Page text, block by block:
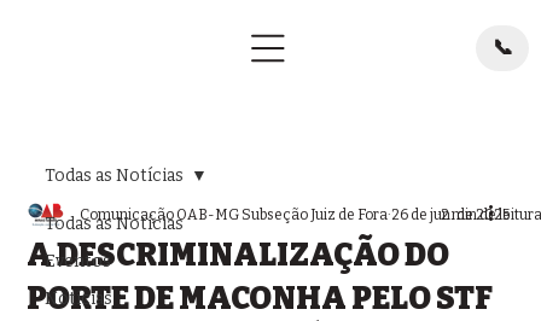
📞
Todas as Notícias
Eventos
Notícias
Todas as Notícias
A DESCRIMINALIZAÇÃO DO
PORTE DE MACONHA PELO STF
Comunicação OAB-MG Subseção Juiz de Fora 26 de jun. de 2025
2 min de leitura